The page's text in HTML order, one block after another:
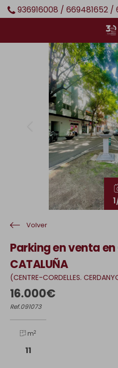
936916008 / 669481652 /
1
Previous
Volver
Parking en venta en
CATALUÑA
(CENTRE-CORDELLES.
16.000€
Ref.091073
m2
11